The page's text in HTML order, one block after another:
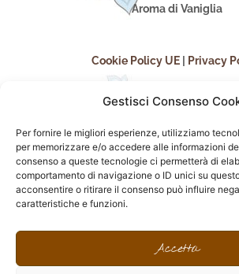
Gestisci Consenso
Per fornire le migliori esperienze, utilizziamo
per memorizzare e/o accedere alle informazioni
consenso a queste tecnologie ci permetterà di
comportamento di navigazione o ID unici su
acconsentire o ritirare il consenso può influire
caratteristiche e funzioni.
Accetta
Aroma di Vaniglia
Cookie Policy UE Privacy
seguici sui social
F
I
n
P
i
F